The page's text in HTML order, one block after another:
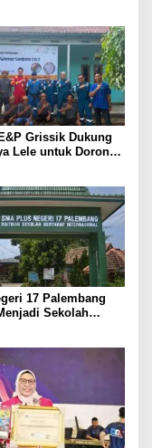
Grissik Dukung
Lele untuk Dorong
17 Palembang
Sekolah